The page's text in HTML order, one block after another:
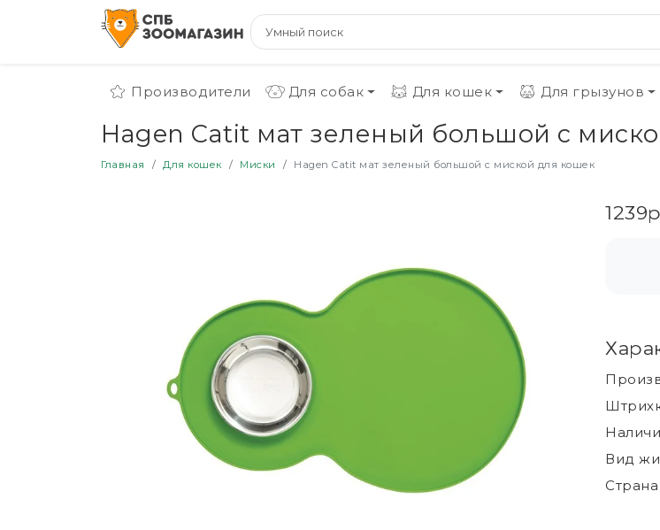
Производители Для собак Для кошек Для грызунов
Hagen Catit мат зеленый большой с
Главная Для кошек Миски Hagen Catit мат зеленый большой с миской для кошек
Вид
Страна